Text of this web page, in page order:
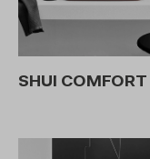
SHUI COMFORT